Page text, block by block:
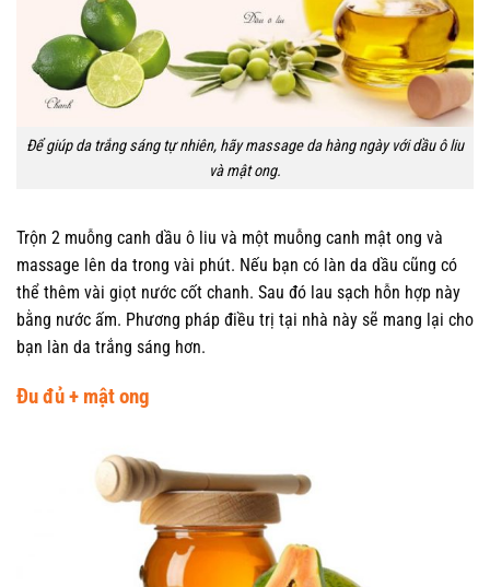
Để giúp da trắng sáng tự nhiên, hãy massage da hàng ngày với dầu ô liu
và mật ong.
Trộn 2 muỗng canh dầu ô liu và một muỗng canh mật ong và
massage lên da trong vài phút. Nếu bạn có làn da dầu cũng có
thể thêm vài giọt nước cốt chanh. Sau đó lau sạch hỗn hợp này
bằng nước ấm. Phương pháp điều trị tại nhà này sẽ mang lại cho
bạn làn da trắng sáng hơn.
Đu đủ + mật ong